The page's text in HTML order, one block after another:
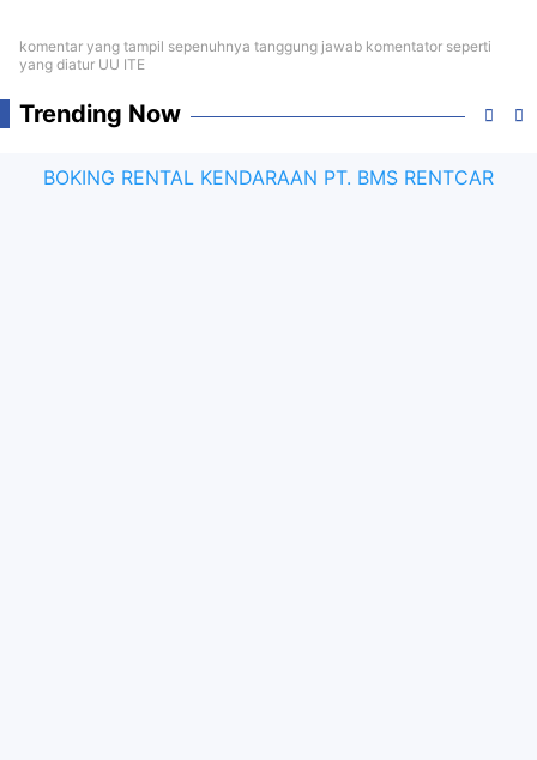
komentar yang tampil sepenuhnya tanggung jawab komentator seperti
yang diatur UU ITE
Trending Now
BOKING RENTAL KENDARAAN PT. BMS RENTCAR